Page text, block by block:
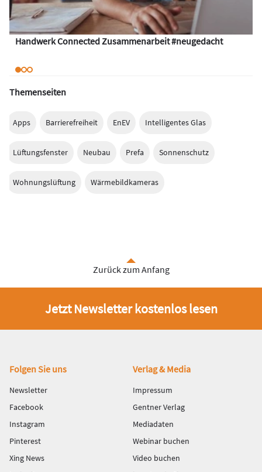
Handwerk Connected Zusammenarbeit #neugedacht
Themenseiten
Apps Barrierefreiheit EnEV Intelligentes Glas
Lüftungsfenster Neubau Prefa Sonnenschutz
Wohnungslüftung Wärmebildkameras
Zurück zum Anfang
Jetzt Newsletter kostenlos lesen
Fußbereich
Folgen Sie uns
Newsletter
Facebook
Instagram
Pinterest
Xing News
Verlag & Media
Impressum
Gentner Verlag
Mediadaten
Webinar buchen
Video buchen